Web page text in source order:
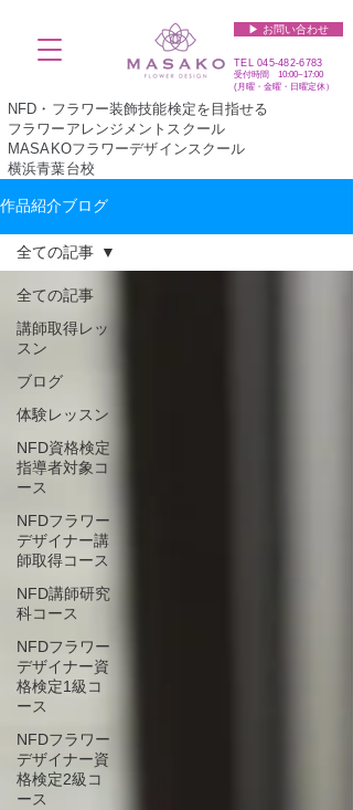
▶︎ お問い合わせ
TEL045-482-6783
受付時間 10:00~17:00​​​
(​月曜・金曜・日曜定休）
NFD・フラワー装飾技能検定を目指せる
フラワーアレンジメントスクール
MASAKOフラワーデザインスクール
横浜青葉台校
作品紹介ブログ
全ての記事
講師取得レッ
スン
ブログ
体験レッスン
NFD資格検定
指導者対象コ
ース
NFDフラワー
デザイナー講
師取得コース
NFD講師研究
科コース
NFDフラワー
デザイナー資
格検定1級コ
ース
NFDフラワー
デザイナー資
格検定2級コ
ース
全ての記事